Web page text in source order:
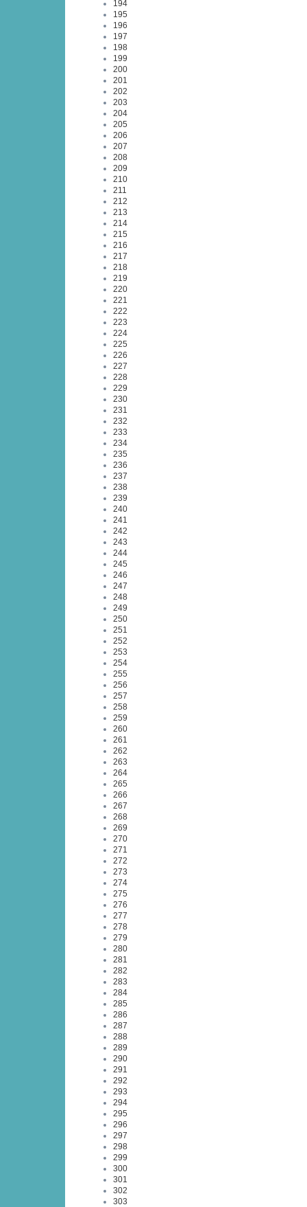
194
195
196
197
198
199
200
201
202
203
204
205
206
207
208
209
210
211
212
213
214
215
216
217
218
219
220
221
222
223
224
225
226
227
228
229
230
231
232
233
234
235
236
237
238
239
240
241
242
243
244
245
246
247
248
249
250
251
252
253
254
255
256
257
258
259
260
261
262
263
264
265
266
267
268
269
270
271
272
273
274
275
276
277
278
279
280
281
282
283
284
285
286
287
288
289
290
291
292
293
294
295
296
297
298
299
300
301
302
303